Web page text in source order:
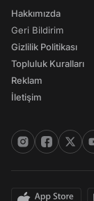
Hakkımızda
Geri Bildirim
Gizlilik Politikası
Topluluk Kuralları
Reklam
İletişim